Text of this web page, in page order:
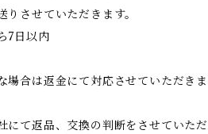
させていただきます。
7日以内
場合は返金にて対応させていただき
にて返品、交換の判断をさせていた